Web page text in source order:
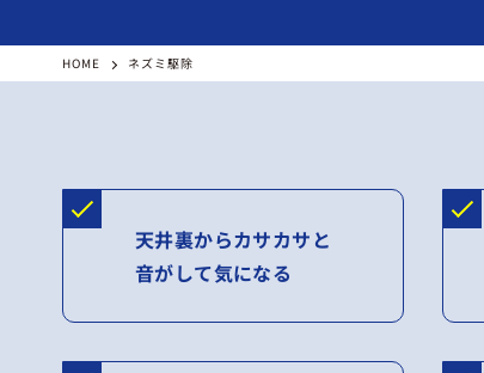
HOME ネズミ駆除
天井裏からカサカサと
音がして気になる